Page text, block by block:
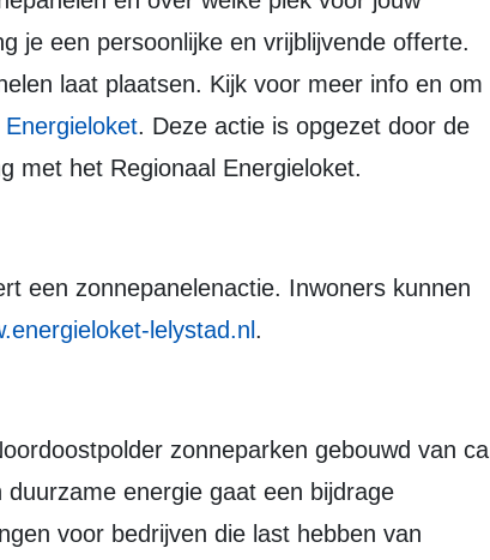
je een persoonlijke en vrijblijvende offerte.
laat plaatsen. Kijk voor meer info en om
Energieloket. Deze actie is opgezet door de
met het Regionaal Energieloket.
een zonnepanelenactie. Inwoners kunnen
lelystad.nl .
zonneparken gebouwd van ca
energie gaat een bijdrage
voor bedrijven die last hebben van